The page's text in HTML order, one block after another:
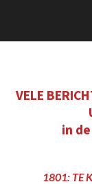
VELE
in
1801: TE